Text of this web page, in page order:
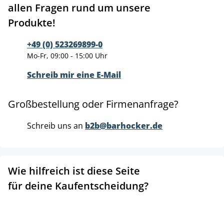
allen Fragen rund um unsere
Produkte!
+49 (0) 523269899-0
Mo-Fr, 09:00 - 15:00 Uhr
Schreib mir eine E-Mail
Großbestellung oder Firmenanfrage?
Schreib uns an b2b@barhocker.de
Wie hilfreich ist diese Seite
für deine Kaufentscheidung?